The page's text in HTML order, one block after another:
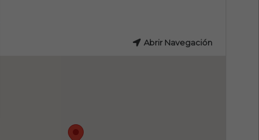
Abrir Navegación